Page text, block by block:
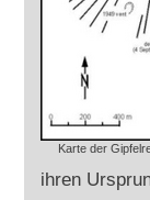
Karte der
ihren